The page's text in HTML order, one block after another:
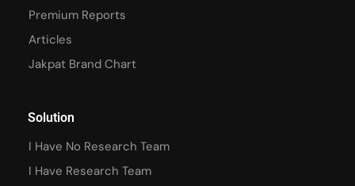
Premium Reports
Articles
Jakpat Brand Chart
Solution
I Have No Research Team
I Have Research Team